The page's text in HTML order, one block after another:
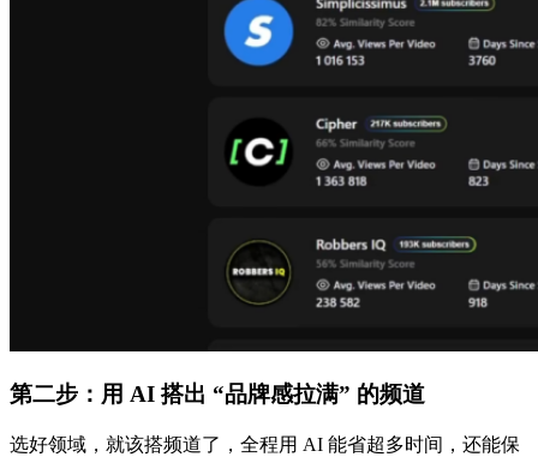
第二步：用 AI 搭出 “品牌感拉满” 的频道
选好领域，就该搭频道了，全程用 AI 能省超多时间，还能保